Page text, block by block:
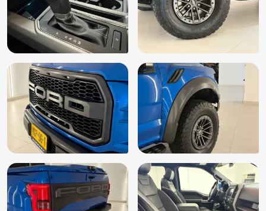
Sperdifferentieel
Sport uitlaat
Spraakbediening
Start/stop systeem
Stuurbekrachtiging
Stuurbekrachtiging snelheidsafhankelijk
Stuur leder
Stuur multifunctioneel
Stuur verstelbaar
Stuurwiel multifunctioneel
Stuurwiel verwarmd
Subwoofer
Treeplanken